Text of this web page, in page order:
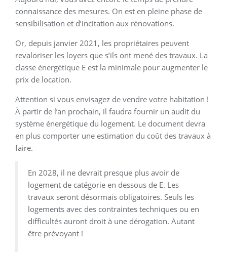
connaissance des mesures. On est en pleine phase de
sensibilisation et d’incitation aux rénovations.
Or, depuis janvier 2021, les propriétaires peuvent
revaloriser les loyers que s’ils ont mené des travaux. La
classe énergétique E est la minimale pour augmenter le
prix de location.
Attention si vous envisagez de vendre votre habitation !
À partir de l’an prochain, il faudra fournir un audit du
système énergétique du logement. Le document devra
en plus comporter une estimation du coût des travaux à
faire.
En 2028, il ne devrait presque plus avoir de
logement de catégorie en dessous de E. Les
travaux seront désormais obligatoires. Seuls les
logements avec des contraintes techniques ou en
difficultés auront droit à une dérogation. Autant
être prévoyant !